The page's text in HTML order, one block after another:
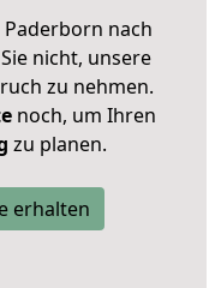
nach
nicht, unsere
zu nehmen.
noch, um Ihren
zu planen.
erhalten